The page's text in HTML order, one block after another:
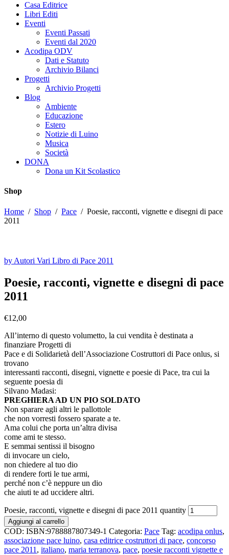
Casa Editrice
Libri Editi
Eventi
Eventi Passati
Eventi dal 2020
Acodipa ODV
Dati e Statuto
Archivio Bilanci
Progetti
Archivio Progetti
Blog
Ambiente
Educazione
Estero
Notizie di Luino
Musica
Società
DONA
Dona un Kit Scolastico
Shop
Home / Shop / Pace / Poesie, racconti, vignette e disegni di pace
2011
by Autori Vari Libro di Pace 2011
Poesie, racconti, vignette e disegni di pace
2011
€12,00
All’interno di questo volumetto, la cui vendita è destinata a
finanziare Progetti di
Pace e di Solidarietà dell’Associazione Costruttori di Pace onlus, si
trovano
interessanti racconti, disegni, vignette e poesie di Pace, tra cui la
seguente poesia di
Silvano Madasi:
PREGHIERA AD UN PIO SOLDATO
Non sparare agli altri le pallottole
che non vorresti fossero sparate a te.
Ama colui che porta un’altra divisa
come ami te stesso.
E semmai sentissi il bisogno
di invocare un cielo,
non chiedere al tuo dio
di rendere forti le tue armi,
perché non c’è neppure un dio
che aiuti te ad uccidere altri.
Poesie, racconti, vignette e disegni di pace 2011 quantity
Aggiungi al carrello
COD: ISBN:9788887807349-1 Categoria: Pace Tag: acodipa onlus,
associazione pace luino, casa editrice costruttori di pace, concorso
pace 2011 , italiano, maria terranova, pace, poesie racconti vignette e